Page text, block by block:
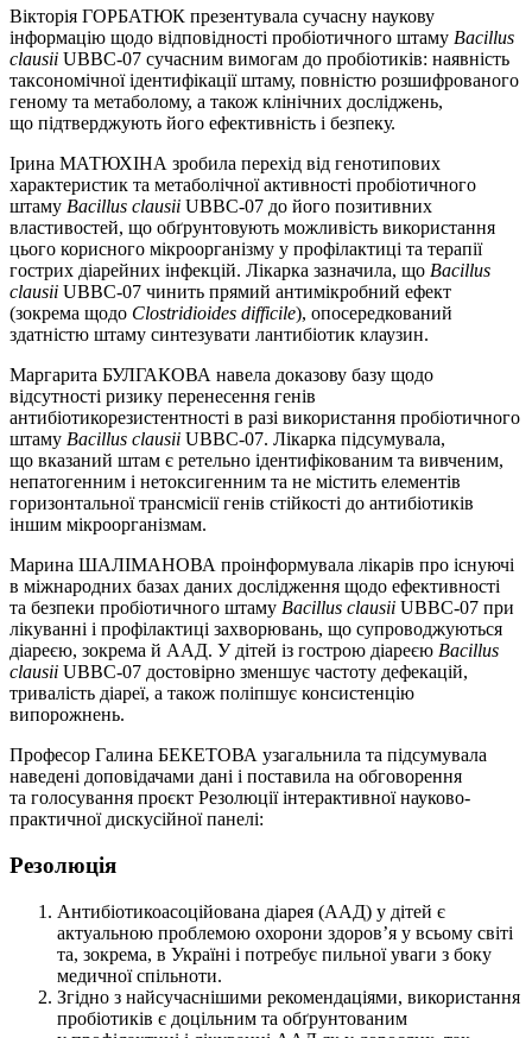
Вікторія ГОРБАТЮК презентувала сучасну наукову
інформацію щодо відповідності пробіотичного штаму Bacillus
clausii UBBC-07 сучасним вимогам до пробіотиків: наявність
таксономічної ідентифікації штаму, повністю розшифрованого
геному та метаболому, а також клінічних дослі­джень,
що підтвер­джують його ефективність і безпеку.
Ірина МАТЮХІНА зробила перехід від генотипових
характеристик та метаболічної активності пробіотичного
штаму Bacillus clausii UBBC-07 до його позитивних
властивостей, що обґрунтовують можливість використання
цього корисного мікроорганізму у профілактиці та терапії
гострих діарейних інфекцій. Лікарка зазначила, що Bacillus
clausii UBBC-07 чинить прямий антимікробний ефект
(зокрема щодо Clostridioides difficile), опосередкований
здатністю штаму синтезувати лантибіотик клаузин.
Маргарита БУЛГАКОВА навела доказову базу щодо
відсутності ризику перенесення генів
антибіотикорезистентності в разі використання пробіо­тичного
штаму Bacillus clausii UBBC-07. Лікарка підсумувала,
що вказаний штам є ретельно ідентифікованим та вивченим,
непатогенним і нетоксигенним та не містить елементів
горизонтальної трансмісії генів стійкості до антибіотиків
іншим мікроорганізмам.
Марина ШАЛІМАНОВА проінформувала лікарів про існуючі
в міжнародних базах даних дослі­дження щодо ефективності
та безпеки пробіотичного штаму Bacillus clausii UBBC-07 при
лікуванні і профілактиці захворювань, що супрово­джуються
діареєю, зокрема й ААД. У дітей із гострою діареєю Bacillus
clausii UBBC-07 достовірно зменшує частоту дефекацій,
тривалість діареї, а також поліпшує консистенцію
випорожнень.
Професор Галина БЕКЕТОВА узагальнила та підсумувала
наведені доповідачами дані і поставила на обговорення
та голосування проєкт Резолюції інтерактивної науково-
практичної дискусійної панелі:
Резолюція
Антибіотикоасоційована діарея (ААД) у дітей є
актуальною проблемою охорони здоров’я у всьому світі
та, зокрема, в Україні і потребує пильної уваги з боку
медичної спільноти.
Згідно з найсучаснішими рекомендаціями, використання
пробіотиків є доцільним та обґрунтованим